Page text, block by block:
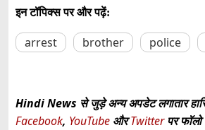
इन टॉपिक्स पर और पढ़ें:
arrest brother police
Hindi News से जुड़े अन्य अपडेट लगातार
Facebook, YouTube औरTwitterपर